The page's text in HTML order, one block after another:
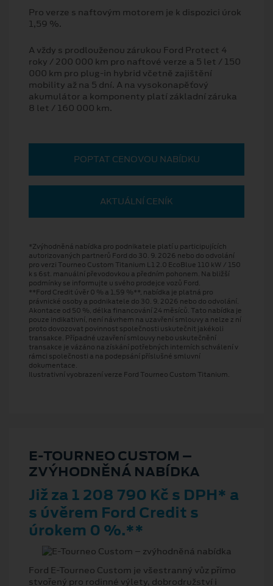
Pro verze s naftovým motorem je k dispozici úrok
1,59 %.
A vždy s prodlouženou zárukou Ford Protect 4
roky / 200 000 km pro naftové verze a 5 let / 150
000 km pro plug-in hybrid včetně zajištění
mobility až na 5 dní. A na vysokonapěťový
akumulátor a komponenty platí základní záruka
8 let / 160 000 km.
POPTAT CENOVOU NABÍDKU
AKTUÁLNÍ CENÍK
*Zvýhodněná nabídka pro podnikatele platí u participujících
autorizovaných partnerů Ford do 30. 9. 2026 nebo do odvolání
pro verzi Tourneo Custom Titanium L1 2.0 EcoBlue 110 kW / 150
k s 6st. manuální převodovkou a předním pohonem. Na bližší
podmínky se informujte u svého prodejce vozů Ford.
**Ford Credit úvěr 0 % a 1,59 %**, nabídka je platná pro
právnické osoby a podnikatele do 30. 9. 2026 nebo do odvolání.
Akontace od 50 %, délka financování 24 měsíců. Tato nabídka je
pouze indikativní, není návrhem na uzavření smlouvy a nelze z ní
proto dovozovat povinnost společnosti uskutečnit jakékoli
transakce. Případné uzavření smlouvy nebo uskutečnění
transakce je vázáno na získání potřebných interních schválení v
rámci společnosti a na podepsání příslušné smluvní
dokumentace.
Ilustrativní vyobrazení verze Ford Tourneo Custom Titanium.
E⁠-⁠TOURNEO CUSTOM –
ZVÝHODNĚNÁ NABÍDKA
Již za 1 208 790 Kč s DPH* a
s úvěrem Ford Credit s
úrokem 0 %.**
Ford E-Tourneo Custom je všestranný vůz přímo
stvořený pro rodinné výlety, dobrodružství i